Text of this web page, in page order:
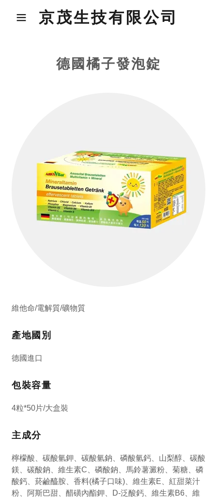
京茂生技有限公司
德國橘子發泡錠
維他命/電解質/礦物質
產地國別
德國進口
包裝容量
4粒*50片/大盒裝
主成分
檸檬酸、碳酸氫鉀、碳酸氫鈉、磷酸氫鈣、山梨醇、碳酸
鎂、碳酸鈉、維生素C、磷酸鈉、馬鈴薯澱粉、菊糖、磷
酸鈣、菸鹼醯胺、香料(橘子口味)、維生素E、紅甜菜汁
粉、阿斯巴甜、醋磺內酯鉀、D-泛酸鈣、維生素B6、維